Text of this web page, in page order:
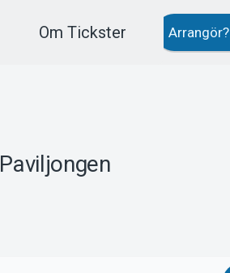
Om Tickster Arrangör?